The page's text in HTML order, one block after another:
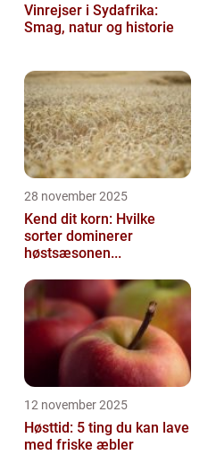
Vinrejser i Sydafrika:
Smag, natur og historie
28 november 2025
Kend dit korn: Hvilke
sorter dominerer
høstsæsonen...
12 november 2025
Høsttid: 5 ting du kan lave
med friske æbler